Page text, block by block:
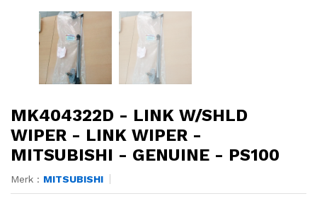
MK404322D - LINK W/SHLD
WIPER - LINK WIPER -
MITSUBISHI - GENUINE - PS100
Merk : MITSUBISHI